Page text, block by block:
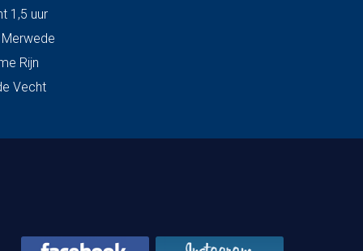
1,5 uur
Rijn
Vecht